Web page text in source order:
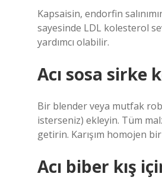
Kapsaisin, endorfin
sayesinde LDL kolesterol
yardımcı olabilir.
Acı sosa sirke
Bir blender veya mutfak
isterseniz) ekleyin. Tüm
getirin. Karışım homojen
Acı biber kış